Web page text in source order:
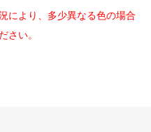
により、多少異なる色の場合
さい。